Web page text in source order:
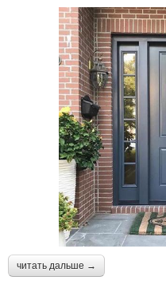
читать дальше →